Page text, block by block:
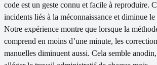
code est un geste connu et facile à reproduire.
incidents liés à la méconnaissance et diminue
Notre expérience montre que lorsque la
comprend en moins d’une minute, les
manuelles diminuent aussi. Cela semble